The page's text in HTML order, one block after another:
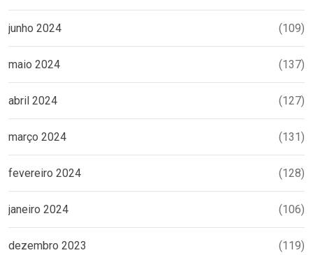
junho 2024 (109)
maio 2024 (137)
abril 2024 (127)
março 2024 (131)
fevereiro 2024 (128)
janeiro 2024 (106)
dezembro 2023 (119)